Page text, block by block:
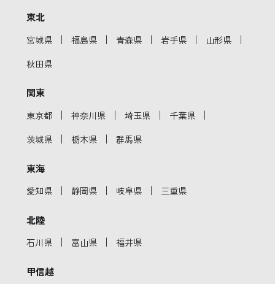
東北
宮城県 ｜ 福島県 ｜ 青森県 ｜ 岩手県 ｜ 山形県 ｜
秋田県
関東
東京都 ｜ 神奈川県 ｜ 埼玉県 ｜ 千葉県 ｜
茨城県 ｜ 栃木県 ｜ 群馬県
東海
愛知県 ｜ 静岡県 ｜ 岐阜県 ｜ 三重県
北陸
石川県 ｜ 富山県 ｜ 福井県
甲信越